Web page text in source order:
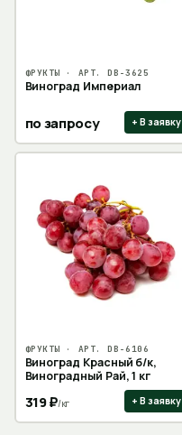
ФРУКТЫ · АРТ.DB-3625
Виноград Империал
по запросу + В заявку
ФРУКТЫ · АРТ.DB-6106
Виноград Красный б/к,
Виноградный Рай, 1 кг
319₽/кг + В заявку